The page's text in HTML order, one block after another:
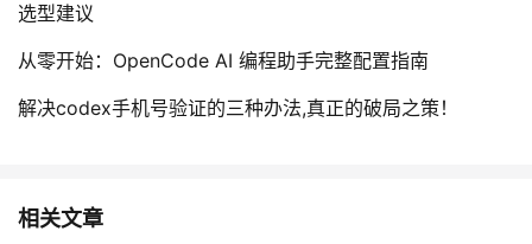
选型建议
从零开始：OpenCode AI 编程助手完整配置指南
解决codex手机号验证的三种办法,真正的破局之策！
相关文章